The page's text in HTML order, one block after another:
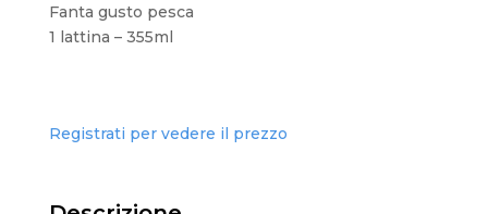
Fanta gusto pesca
1 lattina – 355ml
Registrati per vedere il prezzo